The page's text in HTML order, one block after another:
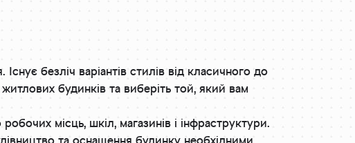
безліч варіантів стилів від класичного до
будинків та виберіть той, який вам
місць, шкіл, магазинів і інфраструктури.